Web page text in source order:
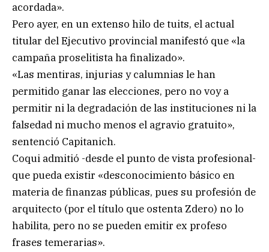
acordada».
Pero ayer, en un extenso hilo de tuits, el actual
titular del Ejecutivo provincial manifestó que «la
campaña proselitista ha finalizado».
«Las mentiras, injurias y calumnias le han
permitido ganar las elecciones, pero no voy a
permitir ni la degradación de las instituciones ni la
falsedad ni mucho menos el agravio gratuito»,
sentenció Capitanich.
Coqui admitió -desde el punto de vista profesional-
que pueda existir «desconocimiento básico en
materia de finanzas públicas, pues su profesión de
arquitecto (por el título que ostenta Zdero) no lo
habilita, pero no se pueden emitir ex profeso
frases temerarias».